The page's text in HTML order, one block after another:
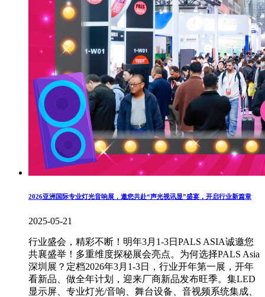
2026亚洲国际专业灯光音响展，邀您共赴“声光视讯显”盛宴，开启行业新篇章
2025-05-21
行业盛会，精彩不断！明年3月1-3日PALS ASIA诚邀您
共襄盛举！多重维度探秘展会亮点。为何选择PALS Asia
深圳展？定档2026年3月1-3日，行业开年第一展，开年
看新品、做全年计划，迎来厂商新品发布旺季。集LED
显示屏、专业灯光/音响、舞台设备、音视频系统集成、